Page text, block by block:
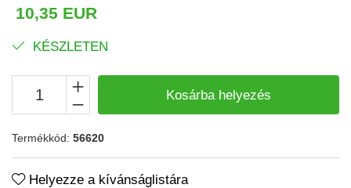
Flakonok
Fehérjeszeletek
Egyéb rudak
Könnyű emésztés
Memória
Migrén
Máj- és epe
Májvédő
Méregtelenítés
10,35 EUR
KÉSZLETEN
Kosárba helyezés
Termékkód: 56620
Helyezze a kívánságlistára